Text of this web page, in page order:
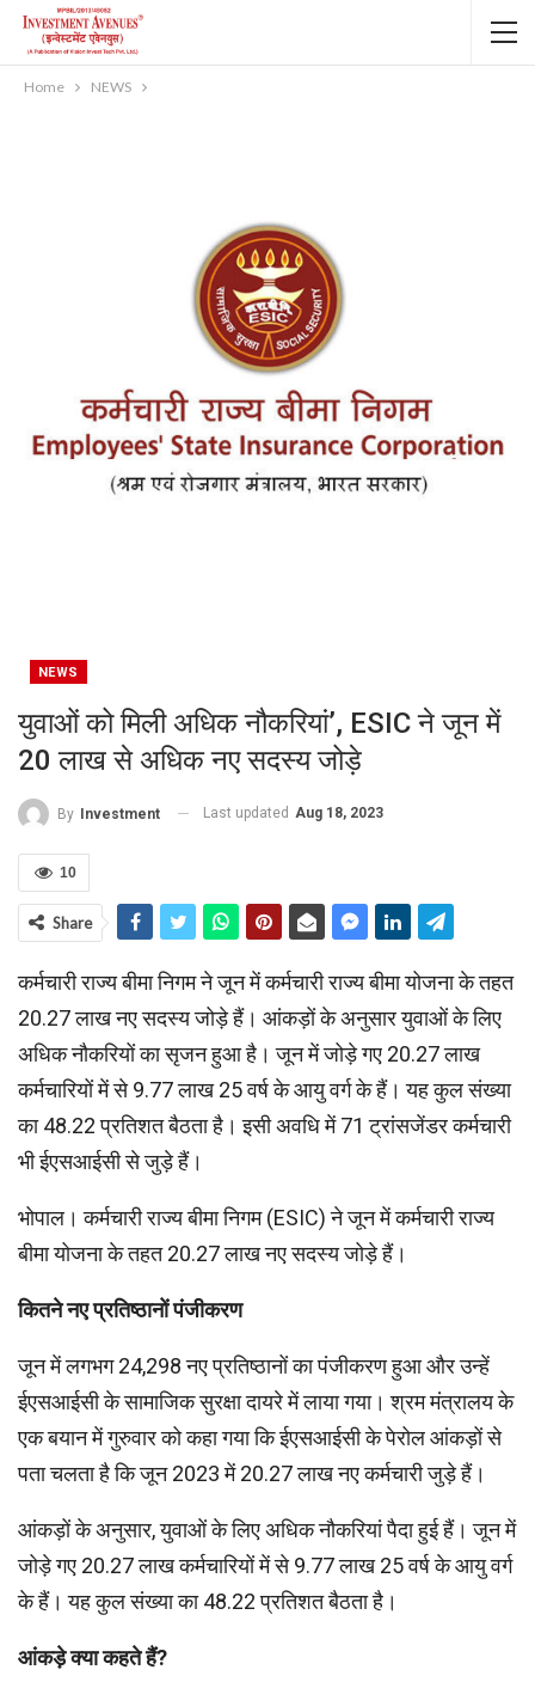
Home NEWS
NEWS
युवाओं को मिली अधिक नौकरियां’, ESIC ने जून में
20 लाख से अधिक नए सदस्य जोड़े
By Investment Last updated Aug 18, 2023
10
Share
कर्मचारी राज्य बीमा निगम ने जून में कर्मचारी राज्य बीमा योजना के तहत
20.27 लाख नए सदस्य जोड़े हैं। आंकड़ों के अनुसार युवाओं के लिए
अधिक नौकरियों का सृजन हुआ है। जून में जोड़े गए 20.27 लाख
कर्मचारियों में से 9.77 लाख 25 वर्ष के आयु वर्ग के हैं। यह कुल संख्या
का 48.22 प्रतिशत बैठता है। इसी अवधि में 71 ट्रांसजेंडर कर्मचारी
भी ईएसआईसी से जुड़े हैं।
भोपाल। कर्मचारी राज्य बीमा निगम (ESIC) ने जून में कर्मचारी राज्य
बीमा योजना के तहत 20.27 लाख नए सदस्य जोड़े हैं।
कितने नए प्रतिष्ठानों पंजीकरण
जून में लगभग 24,298 नए प्रतिष्ठानों का पंजीकरण हुआ और उन्हें
ईएसआईसी के सामाजिक सुरक्षा दायरे में लाया गया। श्रम मंत्रालय के
एक बयान में गुरुवार को कहा गया कि ईएसआईसी के पेरोल आंकड़ों से
पता चलता है कि जून 2023 में 20.27 लाख नए कर्मचारी जुड़े हैं।
आंकड़ों के अनुसार, युवाओं के लिए अधिक नौकरियां पैदा हुई हैं। जून में
जोड़े गए 20.27 लाख कर्मचारियों में से 9.77 लाख 25 वर्ष के आयु वर्ग
के हैं। यह कुल संख्या का 48.22 प्रतिशत बैठता है।
आंकड़े क्या कहते हैं?